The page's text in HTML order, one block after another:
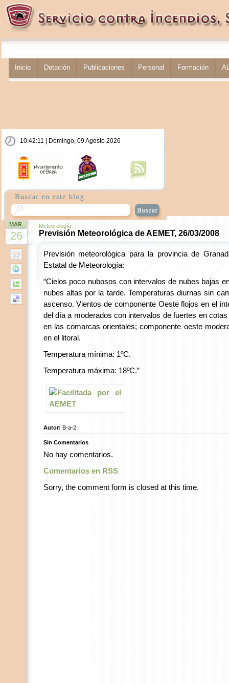
Inicio Dotación Publicaciones Personal Formación
10:42:11 | Domingo, 09 Agosto 2026
MAR
26
Meteorología
Previsión Meteorológica de AEMET, 26/03/2008
Previsión meteorológica para la provincia de
Estatal de Meteorología:
“Cielos poco nubosos con intervalos de nubes bajas
nubes altas por la tarde. Temperaturas diurnas sin
ascenso. Vientos de componente Oeste flojos en el
del día a moderados con intervalos de fuertes en
en las comarcas orientales; componente oeste
en el litoral.
Temperatura mínima: 1ºC.
Temperatura máxima: 18ºC.”
Autor: B-a-2
Sin Comentarios
No hay comentarios.
Comentarios en RSS
Sorry, the comment form is closed at this time.